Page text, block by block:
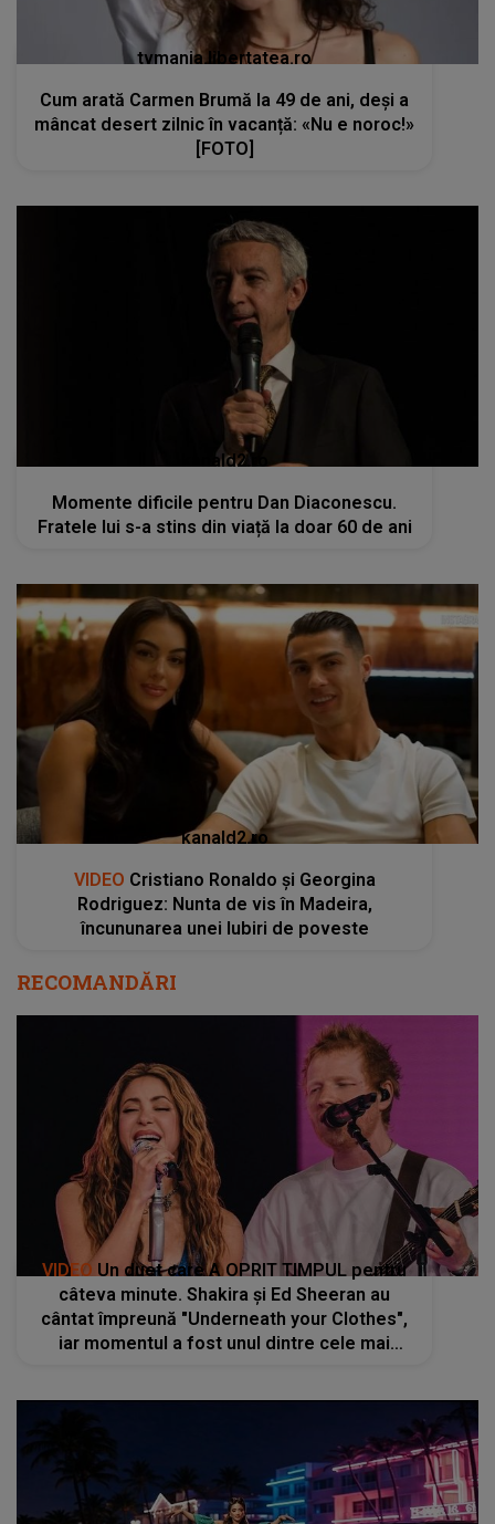
tvmania.libertatea.ro
Cum arată Carmen Brumă la 49 de ani, deși a
mâncat desert zilnic în vacanță: «Nu e noroc!»
[FOTO]
kanald2.ro
Momente dificile pentru Dan Diaconescu.
Fratele lui s-a stins din viață la doar 60 de ani
kanald2.ro
VIDEO Cristiano Ronaldo și Georgina
Rodriguez: Nunta de vis în Madeira,
încununarea unei Iubiri de poveste
RECOMANDĂRI
VIDEO Un duet care A OPRIT TIMPUL pentru
câteva minute. Shakira și Ed Sheeran au
cântat împreună "Underneath your Clothes",
iar momentul a fost unul dintre cele mai